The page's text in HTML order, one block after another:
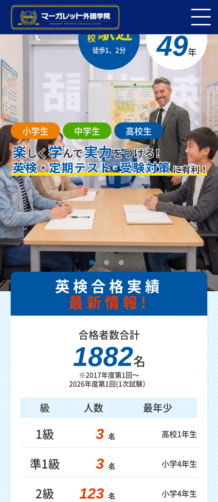
全
校駅近
徒歩1、2分 49年
小学生 中学生 高校生
英検合格実績
最新情報!
合格者数合計
1882名
※2017年度第1回～
2026年度第1回(1次試験）
級 人数 最年少
1級 3名 高校1年生
準1級 3名 小学4年生
2級 123名 小学4年生